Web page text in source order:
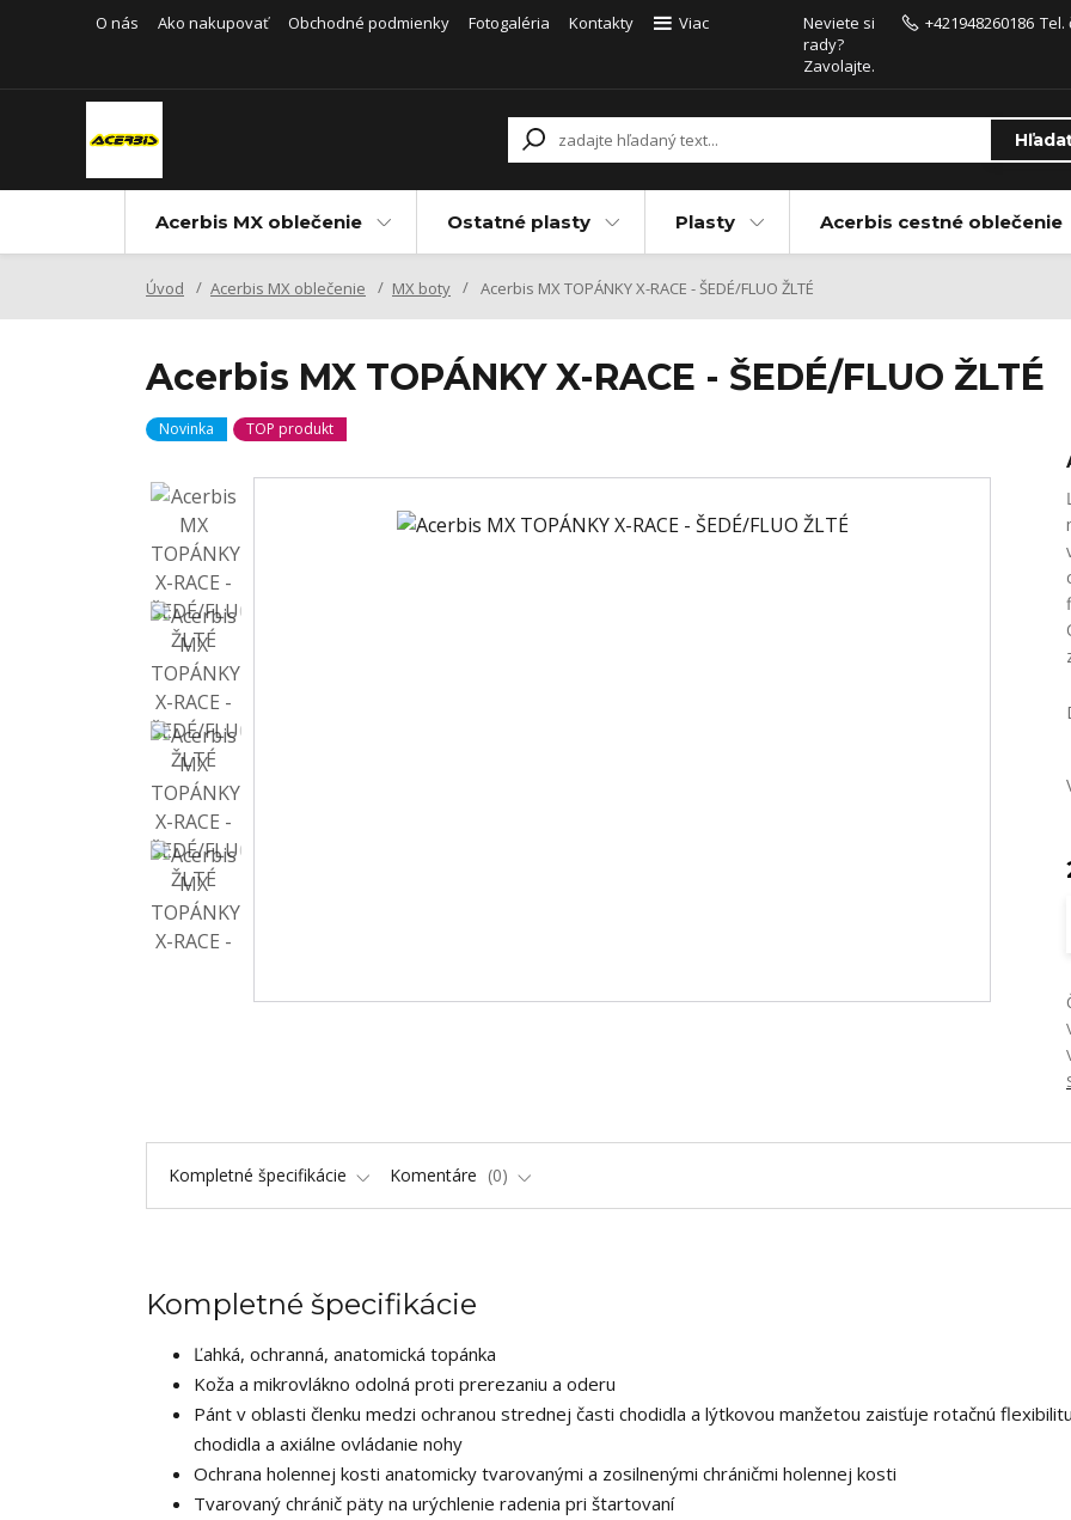
O nás Ako nakupovať Obchodné podmienky Fotogaléria Kontakty Viac
Neviete si
rady?
Zavolajte.
+421948260186 Tel.
Acerbis MX oblečenie Ostatné plasty Plasty Acerbis cestné oblečenie
Úvod Acerbis MX oblečenie MX boty Acerbis MX TOPÁNKY X-RACE - ŠEDÉ/FLUO ŽLTÉ
Acerbis MX TOPÁNKY X-RACE - ŠEDÉ/FLUO ŽLTÉ
Novinka TOP produkt
Kompletné špecifikácie Komentáre 0
Kompletné špecifikácie
Ľahká, ochranná, anatomická topánka
Koža a mikrovlákno odolná proti prerezaniu a oderu
Pánt v oblasti členku medzi ochranou strednej časti chodidla a lýtkovou manžetou zaisťuje rotačnú flexibilitu
chodidla a axiálne ovládanie nohy
Ochrana holennej kosti anatomicky tvarovanými a zosilnenými chráničmi holennej kosti
Tvarovaný chránič päty na urýchlenie radenia pri štartovaní